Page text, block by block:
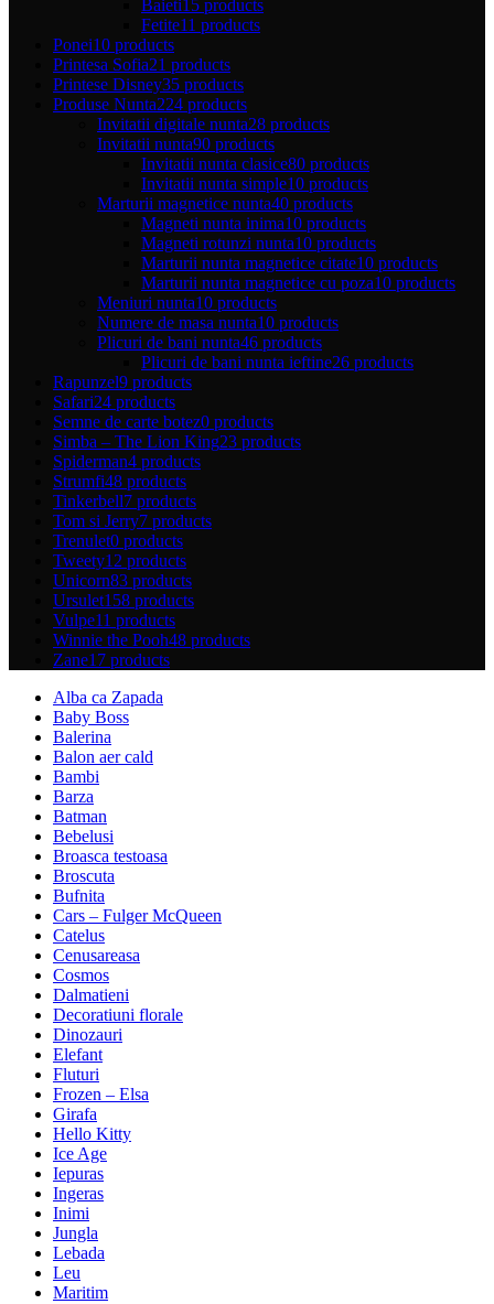
Baieti15 products
Fetite11 products
Ponei10 products
Printesa Sofia21 products
Printese Disney35 products
Produse Nunta224 products
Invitatii digitale nunta28 products
Invitatii nunta90 products
Invitatii nunta clasice80 products
Invitatii nunta simple10 products
Marturii magnetice nunta40 products
Magneti nunta inima10 products
Magneti rotunzi nunta10 products
Marturii nunta magnetice citate10 products
Marturii nunta magnetice cu poza10 products
Meniuri nunta10 products
Numere de masa nunta10 products
Plicuri de bani nunta46 products
Plicuri de bani nunta ieftine26 products
Rapunzel9 products
Safari24 products
Semne de carte botez0 products
Simba – The Lion King23 products
Spiderman4 products
Strumfi48 products
Tinkerbell7 products
Tom si Jerry7 products
Trenulet0 products
Tweety12 products
Unicorn83 products
Ursulet158 products
Vulpe11 products
Winnie the Pooh48 products
Zane17 products
Alba ca Zapada
Baby Boss
Balerina
Balon aer cald
Bambi
Barza
Batman
Bebelusi
Broasca testoasa
Broscuta
Bufnita
Cars – Fulger McQueen
Catelus
Cenusareasa
Cosmos
Dalmatieni
Decoratiuni florale
Dinozauri
Elefant
Fluturi
Frozen – Elsa
Girafa
Hello Kitty
Ice Age
Iepuras
Ingeras
Inimi
Jungla
Lebada
Leu
Maritim